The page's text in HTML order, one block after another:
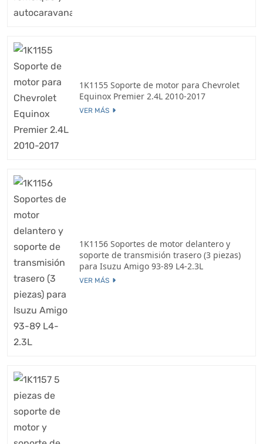
1K1155 Soporte de motor para Chevrolet
Equinox Premier 2.4L 2010-2017
VER MÁS
1K1156 Soportes de motor delantero y
soporte de transmisión trasero (3 piezas)
para Isuzu Amigo 93-89 L4-2.3L
VER MÁS